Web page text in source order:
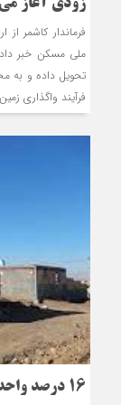
زودی آغاز
ملی مسکن خبر
تحویل داده و به
فرآیند واگذاری
16 درصد